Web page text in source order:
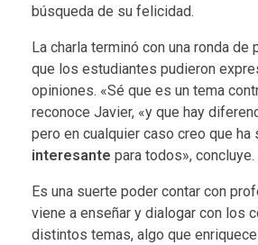
búsqueda de su felicidad.
La charla terminó con una ronda de
que los estudiantes pudieron
opiniones. «Sé que es un tema
reconoce Javier, «y que hay
pero en cualquier caso creo que ha
interesante para todos», concluye.
Es una suerte poder contar con
viene a enseñar y dialogar con los
distintos temas, algo que